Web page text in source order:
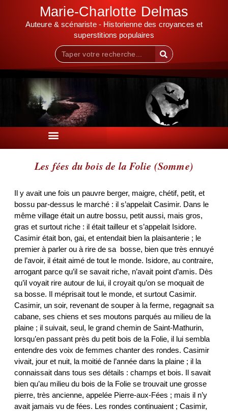
Marie-Charlotte Delmas
Auteure & scénariste - Historienne des croyances et
superstitions populaires
Les fées du bois de la Folie (Somme)
Il y avait une fois un pauvre berger, maigre, chétif, petit, et
bossu par-dessus le marché : il s’appelait Casimir. Dans le
même village était un autre bossu, petit aussi, mais gros,
gras et surtout riche : il était tailleur et s’appelait Isidore.
Casimir était bon, gai, et entendait bien la plaisanterie ; le
premier à parler ou à rire de sa bosse, bien que très ennuyé
de l’avoir, il était aimé de tout le monde. Isidore, au contraire,
arrogant parce qu’il se savait riche, n’avait point d’amis. Dès
qu’il voyait rire autour de lui, il croyait qu’on se moquait de
sa bosse. Il méprisait tout le monde, et surtout Casimir.
Casimir, un soir, revenant de souper à la ferme, regagnait sa
cabane, ses chiens et ses moutons parqués au milieu de la
plaine ; il suivait, seul, le grand chemin de Saint-Mathurin,
lorsqu’en passant près du petit bois de la Folie, il lui sembla
entendre des voix de femmes chanter des rondes. Casimir
vivait, jour et nuit, la moitié de l’année dans la plaine ; il la
connaissait dans tous ses détails : champs et bois. Il savait
bien qu’au milieu du bois de la Folie se trouvait une grosse
pierre, très ancienne, appelée Pierre-aux-Fées ; mais il n’y
avait jamais vu de fées. Les rondes continuaient ; Casimir,